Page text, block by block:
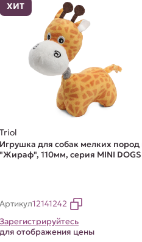
ХИТ
Triol
Игрушка для собак мелких пород
"Жираф", 110мм, серия MINI DOGS
Артикул12141242
Зарегистрируйтесь
для отображения цены